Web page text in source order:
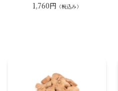
1,760円 （税込み）